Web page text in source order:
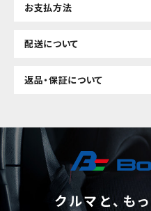
お支払方法
配送について
返品・保証について
クルマと、も